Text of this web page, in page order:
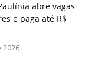
abre vagas
e paga até R$
2026